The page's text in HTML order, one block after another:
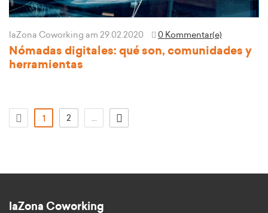
laZona Coworking am 29.02.2020 0 Kommentar(e)
Nómadas digitales: qué son, comunidades y
herramientas
1 (aktuell)
2 ...
laZona Coworking